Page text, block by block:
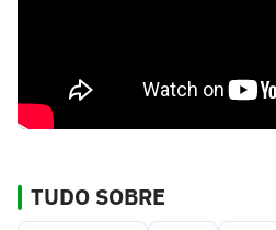
TUDO SOBRE